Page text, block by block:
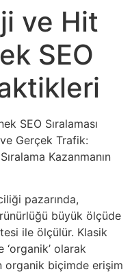
ve Hit
SEO
SEO Sıralaması
Gerçek Trafik:
Kazanmanın
pazarında,
büyük ölçüde
ile ölçülür. Klasik
olarak
organik biçimde erişim